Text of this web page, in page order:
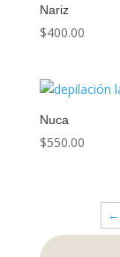
Nariz
$400.00
Nuca
$550.00
←